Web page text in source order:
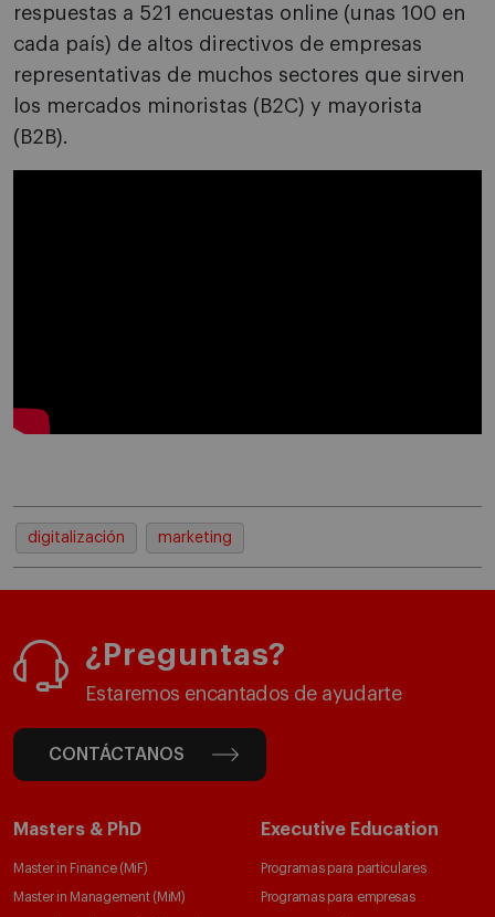
respuestas a 521 encuestas online (unas 100 en
cada país) de altos directivos de empresas
representativas de muchos sectores que sirven
los mercados minoristas (B2C) y mayorista
(B2B).
digitalización marketing
¿Preguntas?
Estaremos encantados de ayudarte
CONTÁCTANOS
Masters & PhD
Master in Finance (MiF)
Master in Management (MiM)
Executive Education
Programas para particulares
Programas para empresas